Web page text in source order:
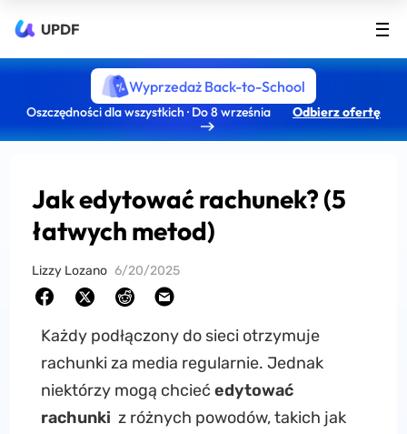
UPDF
Wyprzedaż Back-to-School
Oszczędności dla wszystkich · Do 8 września Odbierz ofertę
Jak edytować rachunek? (5
łatwych metod)
Lizzy Lozano 6/20/2025
Każdy podłączony do sieci otrzymuje
rachunki za media regularnie. Jednak
niektórzy mogą chcieć edytować
rachunki z różnych powodów, takich jak